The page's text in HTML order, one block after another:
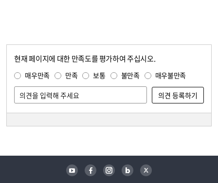
현재 페이지에 대한 만족도를 평가하여 주십시오.
매우만족 만족 보통 불만족 매우불만족
유튜브 페이스북 인스타그램 블로그 트위터